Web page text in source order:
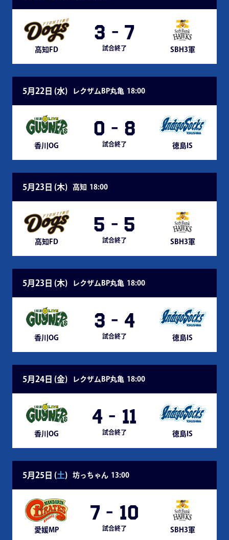
高知FD
3 - 7
試合終了 SBH3軍
5月22日 (水) レクザムBP丸亀 18:00
香川OG
0 - 8
試合終了 徳島IS
5月23日 (木) 高知 18:00
高知FD
5 - 5
試合終了 SBH3軍
5月23日 (木) レクザムBP丸亀 18:00
香川OG
3 - 4
試合終了 徳島IS
5月24日 (金) レクザムBP丸亀 18:00
香川OG
4 - 11
試合終了 徳島IS
5月25日 (土) 坊っちゃん 13:00
愛媛MP
7 - 10
試合終了 SBH3軍